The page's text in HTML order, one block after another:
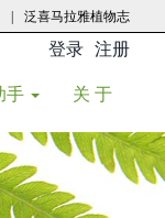
泛喜马拉雅植物志
登录 注册
手 关 于